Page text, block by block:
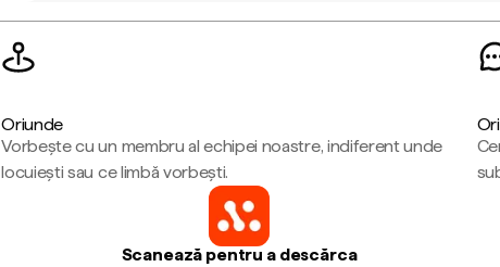
Oriunde
Vorbește cu un membru al echipei noastre, indiferent unde
locuiești sau ce limbă vorbești.
Scanează pentru a descărca